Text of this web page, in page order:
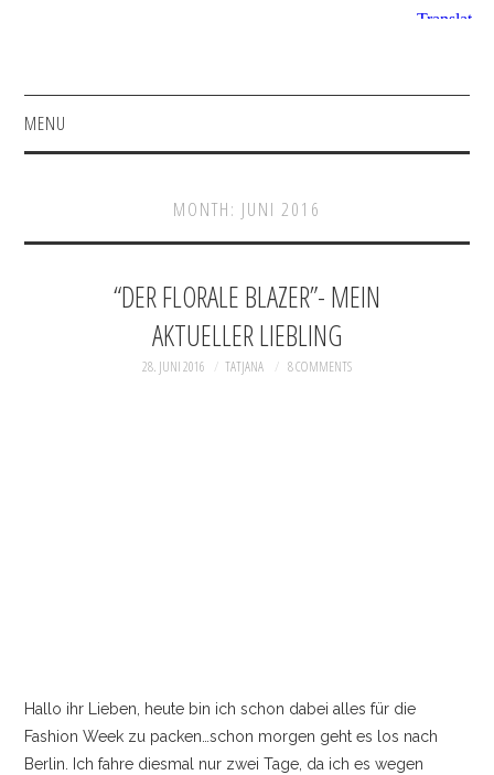
MENU
MONTH: JUNI 2016
“DER FLORALE BLAZER”- MEIN
AKTUELLER LIEBLING
28. JUNI 2016 TATJANA 8 COMMENTS
Hallo ihr Lieben, heute bin ich schon dabei alles für die
Fashion Week zu packen…schon morgen geht es los nach
Berlin. Ich fahre diesmal nur zwei Tage, da ich es wegen